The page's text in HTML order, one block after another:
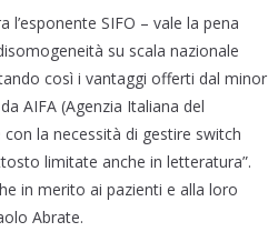
SIFO – vale la pena
su scala nazionale
così i vantaggi offerti dal minor
AIFA (Agenzia Italiana del
la necessità di gestire switch
limitate anche in letteratura”.
in merito ai pazienti e alla loro
Abrate.